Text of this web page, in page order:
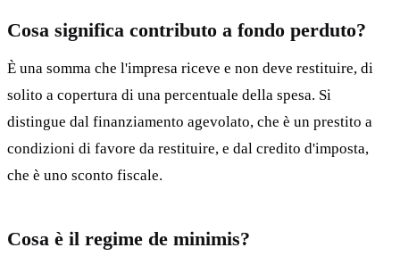
Cosa significa contributo a fondo perduto?
È una somma che l'impresa riceve e non deve restituire, di
solito a copertura di una percentuale della spesa. Si
distingue dal finanziamento agevolato, che è un prestito a
condizioni di favore da restituire, e dal credito d'imposta,
che è uno sconto fiscale.
Cosa è il regime de minimis?